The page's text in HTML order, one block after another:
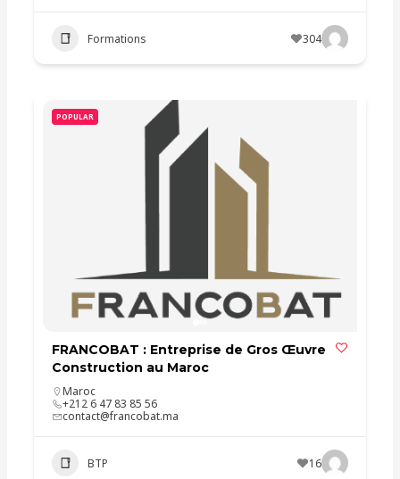
Formations 304
POPULAR
FRANCOBAT : Entreprise de Gros Œuvre
Construction au Maroc
Maroc
+212 6 47 83 85 56
contact@francobat.ma
BTP 16